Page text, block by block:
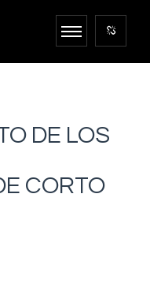
DE LOS
CORTO